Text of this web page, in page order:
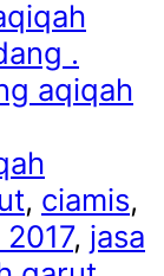
.
aqiqah
, ciamis,
, jasa